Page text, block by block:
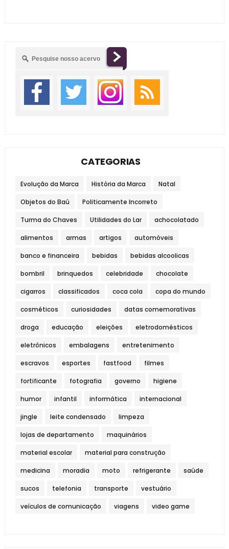
CATEGORIAS
Evolução da Marca História da Marca Natal
Objetos do Baú Politicamente Incorreto
Turma do Chaves Utilidades do Lar achocolatado
alimentos armas artigos automóveis
banco e financeira bebidas bebidas alcoolicas
bombril brinquedos celebridade chocolate
cigarros classificados coca cola copa do mundo
cosméticos curiosidades datas comemorativas
droga educação eleições eletrodomésticos
eletrônicos embalagens entretenimento
escravos esportes fastfood filmes
fortificante fotografia governo higiene
humor infantil informática internacional
jingle leite condensado limpeza
lojas de departamento maquinários
material escolar material para construção
medicina moradia moto refrigerante saúde
sucos telefonia transporte vestuário
veículos de comunicação viagens video game